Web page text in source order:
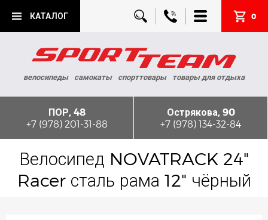
КАТАЛОГ 0
велосипеды самокаты спорттовары товары для отдыха
ПОР, 48
+7 (978) 201-31-88
Острякова, 90
+7 (978) 134-32-84
Велосипед NOVATRACK 24"
Racer сталь рама 12" чёрный